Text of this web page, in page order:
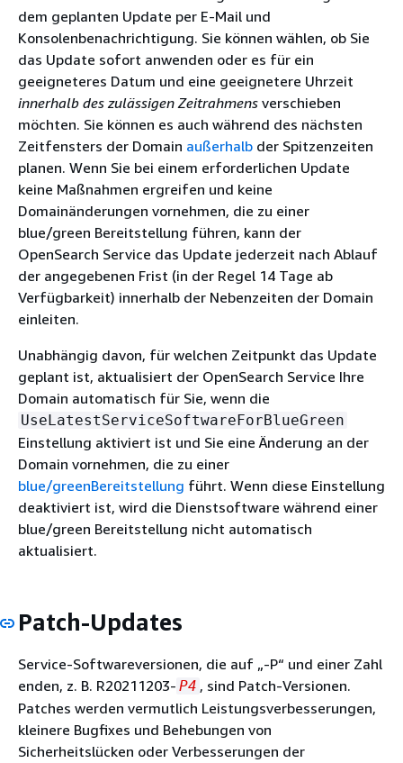
dem geplanten Update per E-Mail und
Konsolenbenachrichtigung. Sie können wählen, ob Sie
das Update sofort anwenden oder es für ein
geeigneteres Datum und eine geeignetere Uhrzeit
innerhalb des zulässigen Zeitrahmens verschieben
möchten. Sie können es auch während des nächsten
Zeitfensters der Domain außerhalb der Spitzenzeiten
planen. Wenn Sie bei einem erforderlichen Update
keine Maßnahmen ergreifen und keine
Domainänderungen vornehmen, die zu einer
blue/green Bereitstellung führen, kann der
OpenSearch Service das Update jederzeit nach Ablauf
der angegebenen Frist (in der Regel 14 Tage ab
Verfügbarkeit) innerhalb der Nebenzeiten der Domain
einleiten.
Unabhängig davon, für welchen Zeitpunkt das Update
geplant ist, aktualisiert der OpenSearch Service Ihre
Domain automatisch für Sie, wenn die
UseLatestServiceSoftwareForBlueGreen
Einstellung aktiviert ist und Sie eine Änderung an der
Domain vornehmen, die zu einer
blue/greenBereitstellung führt. Wenn diese Einstellung
deaktiviert ist, wird die Dienstsoftware während einer
blue/green Bereitstellung nicht automatisch
aktualisiert.
Patch-Updates
Service-Softwareversionen, die auf „-P“ und einer Zahl
enden, z. B. R20211203- P4 , sind Patch-Versionen.
Patches werden vermutlich Leistungsverbesserungen,
kleinere Bugfixes und Behebungen von
Sicherheitslücken oder Verbesserungen der